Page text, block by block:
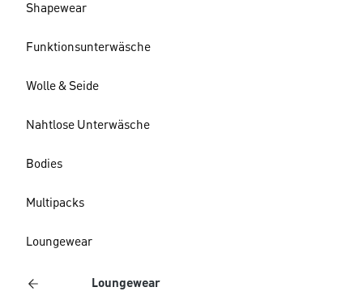
Shapewear
Funktionsunterwäsche
Wolle & Seide
Nahtlose Unterwäsche
Bodies
Multipacks
Loungewear
Loungewear